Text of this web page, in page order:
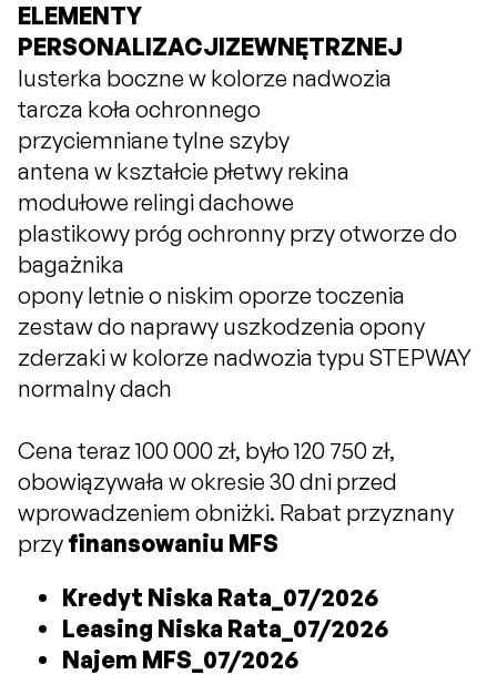
ELEMENTY
PERSONALIZACJIZEWNĘTRZNEJ
lusterka boczne w kolorze nadwozia
tarcza koła ochronnego
przyciemniane tylne szyby
antena w kształcie płetwy rekina
modułowe relingi dachowe
plastikowy próg ochronny przy otworze do
bagażnika
opony letnie o niskim oporze toczenia
zestaw do naprawy uszkodzenia opony
zderzaki w kolorze nadwozia typu STEPWAY
normalny dach
Cena teraz 100 000 zł, było 120 750 zł,
obowiązywała w okresie 30 dni przed
wprowadzeniem obniżki. Rabat przyznany
przyfinansowaniu MFS
Kredyt Niska Rata_07/2026
Leasing Niska Rata_07/2026
Najem MFS_07/2026